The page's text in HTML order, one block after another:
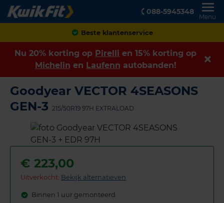
088-5945348
Menu
Achteraf betalen
Nu 20% korting op Pirelli en 15% korting op
Michelin en Laufenn autobanden!
Goodyear VECTOR 4SEASONS
GEN-3 215/50R19 97H EXTRALOAD
€ 223,00
Uitverkocht: Bekijk alternatieven
Binnen 1 uur gemonteerd